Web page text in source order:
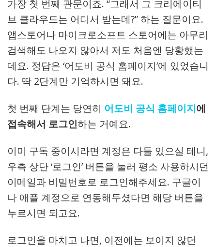
가장 첫 번째 관문이죠. “그래서 그 크리에이티
브 클라우드는 어디서 받는데?” 하는 질문이요.
앱스토어나 마이크로소프트 스토어에는 아무리
검색해도 나오지 않아서 저도 처음엔 당황했는
데요. 정답은 ‘어도비 공식 홈페이지’에 있었습니
다. 딱 2단계만 기억하시면 돼요.
첫 번째 단계는 당연히 어도비 공식 홈페이지에
접속해서 로그인하는 거예요.
이미 구독 중이시라면 계정은 다들 있으실 테니,
우측 상단 ‘로그인’ 버튼을 눌러 평소 사용하시던
이메일과 비밀번호로 로그인해주세요. 구글이
나 애플 계정으로 연동해두셨다면 해당 버튼을
누르시면 되고요.
로그인을 마치고 나면, 이전에는 보이지 않던